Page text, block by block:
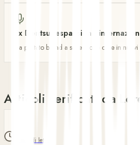
Ex Dentsu, espansione
Ha portato brand a sette e otto cifre in nuovi
Articoli verificati da
7 min di lettura